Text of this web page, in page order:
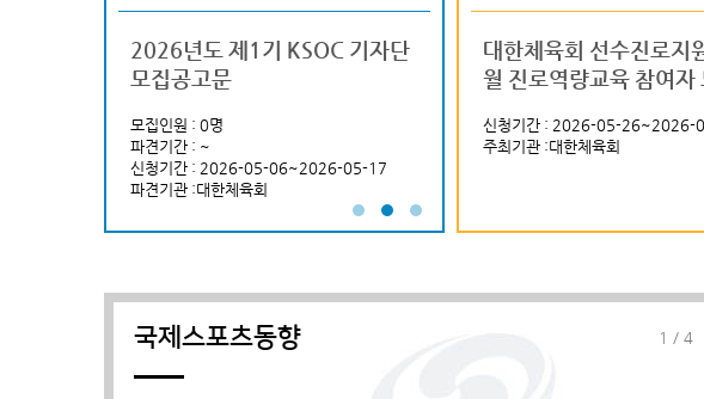
2026년도 제1기 KSOC 기자단
모집공고문
모집인원 : 0명
파견기간 : ~
신청기간 : 2026-05-06~2026-05-17
파견기관 :대한체육회
(사)대한육상연맹 사무처 계약
직 직원 공개 채용 (국제부)
모집인원 : 0명
파견기간 : ~
포츠 실무역량 강
04-30~2026-05-17
2026 국제대학스포츠연맹
(FISU) 아카데미 코리아 참가자
신청기간 : 2026-06-09~2026-06-18
주최기관 :국제대학스포츠연맹(FISU) 학생대
사 등
대한체육회 선수진로지
월 진로역량교육 참여자
신청기간 : 2026-05-26~2026-
주최기관 :대한체육회
2026 국제대학스포츠연맹
(FISU) 학생대사 양성 프로그램
□ 프로그램 개요
국제스포츠인재
츠정보센터라는
국제스포츠인재풀이 국
많은 여러분의 관심과
랍니다.
국제스포츠동향 1 /4